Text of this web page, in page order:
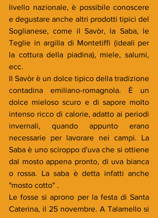
livello nazionale, è possibile conoscere
e degustare anche altri prodotti tipici del
Soglianese, come il Savòr, la Saba, le
Teglie in argilla di Montetiffi (ideali per
la cottura della piadina), miele, salumi,
ecc.
Il Savòr è un dolce tipico della tradizione
contadina emiliano-romagnola. È un
dolce mieloso scuro e di sapore molto
intenso ricco di calorie, adatto ai periodi
invernali, quando appunto erano
necessarie per lavorare nei campi. La
Saba è uno sciroppo d'uva che si ottiene
dal mosto appena pronto, di uva bianca
o rossa. La saba è detta infatti anche
"mosto cotto" .
Le fosse si aprono per la festa di Santa
Caterina, il 25 novembre. A Talamello si